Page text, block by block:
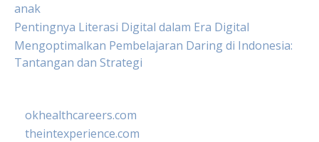
anak
Pentingnya Literasi Digital dalam Era Digital
Mengoptimalkan Pembelajaran Daring di Indonesia:
Tantangan dan Strategi
okhealthcareers.com
theintexperience.com